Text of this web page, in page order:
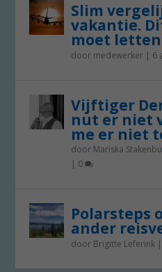
Slim
vakantie.
moet
door medewerker | 6
Vijftiger
nut er niet
me er niet
door Mariska
| 0
Polarsteps
ander
door Brigitte Leferink |